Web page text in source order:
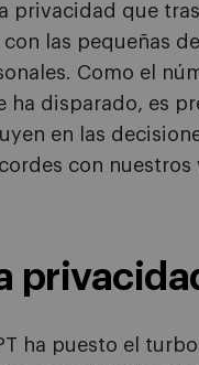
privacidad que
las pequeñas
Como el
ha disparado, es
en las
con nuestros
ha puesto el